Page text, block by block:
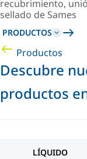
recubrimiento,
sellado de Sames
PRODUCTOS
Productos
Descubre
productos
LÍQUIDO